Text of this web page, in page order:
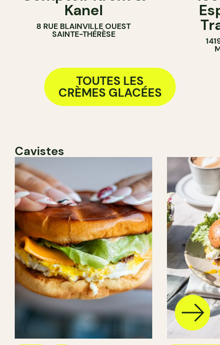
Kanel
8 RUE BLAINVILLE OUEST
SAINTE-THÉRÈSE
TOUTES LES
CRÈMES GLACÉES
Cavistes